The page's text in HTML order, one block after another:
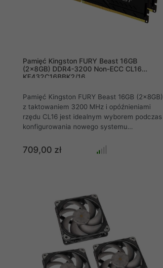
Pamięć Kingston FURY Beast 16GB
(2x8GB) DDR4-3200 Non-ECC CL16
KF432C16BBK2/16
Pamięć Kingston FURY Beast 16GB (2x8GB)
z taktowaniem 3200 MHz i opóźnieniami
rzędu CL16 jest idealnym wyborem podczas
konfigurowania nowego systemu
modernizacji. Seria pamięci Fury Beast
DDR4 wyróżnia się przede wszystkim
wydajności do Waszych zestawów
komputerowych. Pamięci Fury Beast DDR4
przystosowane są zarówno do pracy na
platformach Intel jak i AMD. Wykończony na
czarno radiator skutecznie odprowadza
ciepło nawet podczas naciętych obciążeń
roboczych, zarówno tych podczas gier jak i
podczas tworzenia treści multimedialnych.
709,00 zł